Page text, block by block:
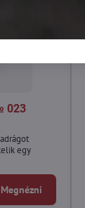
023
egy
Megnézni